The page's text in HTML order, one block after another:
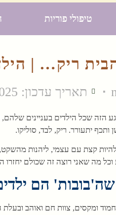
טיפולי פוריות
ריק… |
תאריך עדכון: 17/05/2025
הזה שכל הילדים בעניינים
יתעורר. ריק, לבד, סוליקו.
להיות קצת עם עצמי, ליהנות
מה שאני רוצה זה שכולם יחזרו
שה'בובות' הם
ומקסים, צוות חם ואוהב